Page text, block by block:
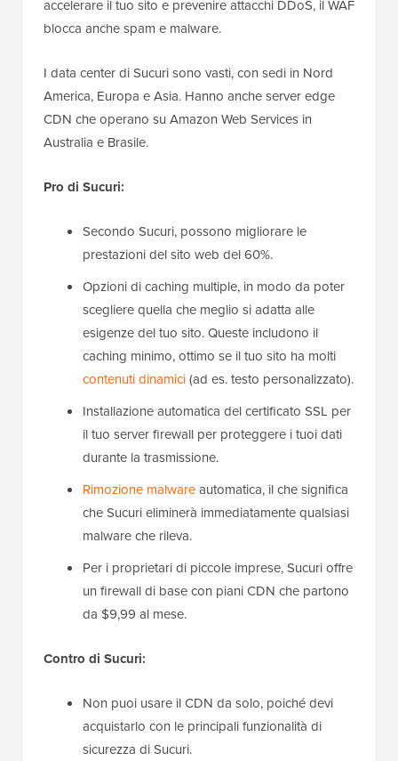
accelerare il tuo sito e prevenire attacchi DDoS, il WAF
blocca anche spam e malware.
I data center di Sucuri sono vasti, con sedi in Nord
America, Europa e Asia. Hanno anche server edge
CDN che operano su Amazon Web Services in
Australia e Brasile.
Pro di Sucuri:
Secondo Sucuri, possono migliorare le
prestazioni del sito web del 60%.
Opzioni di caching multiple, in modo da poter
scegliere quella che meglio si adatta alle
esigenze del tuo sito. Queste includono il
caching minimo, ottimo se il tuo sito ha molti
contenuti dinamici(ad es. testo personalizzato).
Installazione automatica del certificato SSL per
il tuo server firewall per proteggere i tuoi dati
durante la trasmissione.
Rimozione malwareautomatica, il che significa
che Sucuri eliminerà immediatamente qualsiasi
malware che rileva.
Per i proprietari di piccole imprese, Sucuri offre
un firewall di base con piani CDN che partono
da $9,99 al mese.
Contro di Sucuri:
Non puoi usare il CDN da solo, poiché devi
acquistarlo con le principali funzionalità di
sicurezza di Sucuri.